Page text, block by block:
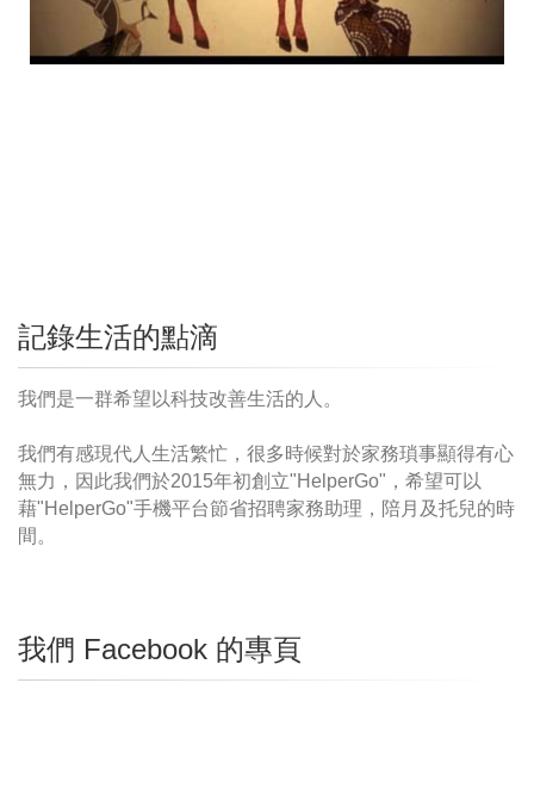
記錄生活的點滴
我們是一群希望以科技改善生活的人。
我們有感現代人生活繁忙，很多時候對於家務瑣事顯得有心
無力，因此我們於2015年初創立"HelperGo"，希望可以
藉"HelperGo"手機平台節省招聘家務助理，陪月及托兒的時
間。
我們 Facebook 的專頁